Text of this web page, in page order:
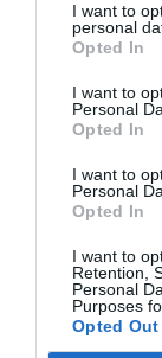
I want to
personal
Opted In
I want to
Personal
Opted In
I want to
Personal
Opted In
I want to
Retention,
Personal
Purposes
Opted Out
μειονέκτημα
ψάξουμε
ότι δεν
νερά, όπου το